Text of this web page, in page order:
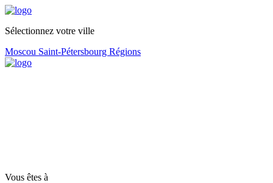
Sélectionnez votre ville
Moscou Saint-Pétersbourg Régions
Vous êtes à